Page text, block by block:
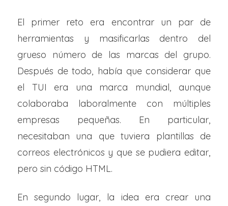
El primer reto era encontrar un par de
herramientas y masificarlas dentro del
grueso número de las marcas del grupo.
Después de todo, había que considerar que
el TUI era una marca mundial, aunque
colaboraba laboralmente con múltiples
empresas pequeñas. En particular,
necesitaban una que tuviera plantillas de
correos electrónicos y que se pudiera editar,
pero sin código HTML.
En segundo lugar, la idea era crear una